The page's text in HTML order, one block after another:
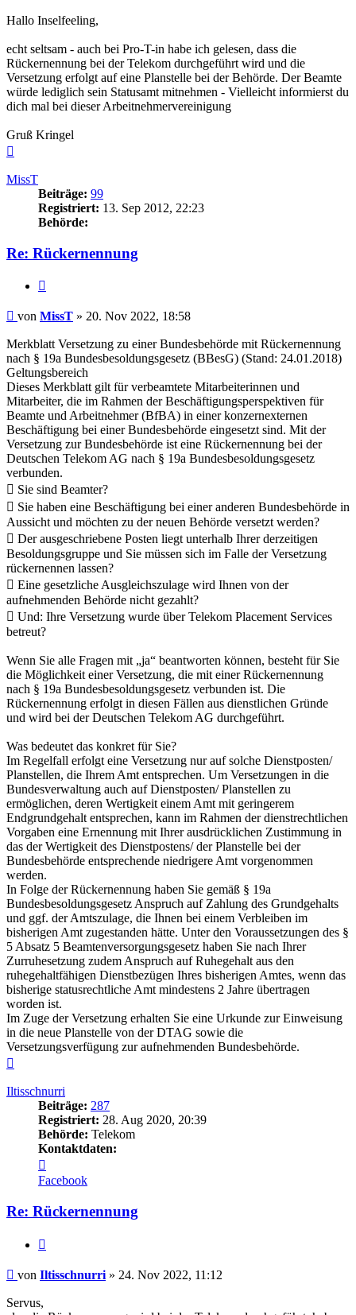
Hallo Inselfeeling,
echt seltsam - auch bei Pro-T-in habe ich gelesen, dass die
Rückernennung bei der Telekom durchgeführt wird und die
Versetzung erfolgt auf eine Planstelle bei der Behörde. Der Beamte
würde lediglich sein Statusamt mitnehmen - Vielleicht informierst du
dich mal bei dieser Arbeitnehmervereinigung
Gruß Kringel
MissT
Beiträge: 99
Registriert: 13. Sep 2012, 22:23
Behörde:
Re: Rückernennung
Beitrag
von MissT » 20. Nov 2022, 18:58
Merkblatt Versetzung zu einer Bundesbehörde mit Rückernennung
nach § 19a Bundesbesoldungsgesetz (BBesG) (Stand: 24.01.2018)
Geltungsbereich
Dieses Merkblatt gilt für verbeamtete Mitarbeiterinnen und
Mitarbeiter, die im Rahmen der Beschäftigungsperspektiven für
Beamte und Arbeitnehmer (BfBA) in einer konzernexternen
Beschäftigung bei einer Bundesbehörde eingesetzt sind. Mit der
Versetzung zur Bundesbehörde ist eine Rückernennung bei der
Deutschen Telekom AG nach § 19a Bundesbesoldungsgesetz
verbunden.
 Sie sind Beamter?
 Sie haben eine Beschäftigung bei einer anderen Bundesbehörde in
Aussicht und möchten zu der neuen Behörde versetzt werden?
 Der ausgeschriebene Posten liegt unterhalb Ihrer derzeitigen
Besoldungsgruppe und Sie müssen sich im Falle der Versetzung
rückernennen lassen?
 Eine gesetzliche Ausgleichszulage wird Ihnen von der
aufnehmenden Behörde nicht gezahlt?
 Und: Ihre Versetzung wurde über Telekom Placement Services
betreut?
Wenn Sie alle Fragen mit „ja“ beantworten können, besteht für Sie
die Möglichkeit einer Versetzung, die mit einer Rückernennung
nach § 19a Bundesbesoldungsgesetz verbunden ist. Die
Rückernennung erfolgt in diesen Fällen aus dienstlichen Gründe
und wird bei der Deutschen Telekom AG durchgeführt.
Was bedeutet das konkret für Sie?
Im Regelfall erfolgt eine Versetzung nur auf solche Dienstposten/
Planstellen, die Ihrem Amt entsprechen. Um Versetzungen in die
Bundesverwaltung auch auf Dienstposten/ Planstellen zu
ermöglichen, deren Wertigkeit einem Amt mit geringerem
Endgrundgehalt entsprechen, kann im Rahmen der dienstrechtlichen
Vorgaben eine Ernennung mit Ihrer ausdrücklichen Zustimmung in
das der Wertigkeit des Dienstpostens/ der Planstelle bei der
Bundesbehörde entsprechende niedrigere Amt vorgenommen
werden.
In Folge der Rückernennung haben Sie gemäß § 19a
Bundesbesoldungsgesetz Anspruch auf Zahlung des Grundgehalts
und ggf. der Amtszulage, die Ihnen bei einem Verbleiben im
bisherigen Amt zugestanden hätte. Unter den Voraussetzungen des §
5 Absatz 5 Beamtenversorgungsgesetz haben Sie nach Ihrer
Zurruhesetzung zudem Anspruch auf Ruhegehalt aus den
ruhegehaltfähigen Dienstbezügen Ihres bisherigen Amtes, wenn das
bisherige statusrechtliche Amt mindestens 2 Jahre übertragen
worden ist.
Im Zuge der Versetzung erhalten Sie eine Urkunde zur Einweisung
in die neue Planstelle von der DTAG sowie die
Versetzungsverfügung zur aufnehmenden Bundesbehörde.
Iltisschnurri
Beiträge: 287
Registriert: 28. Aug 2020, 20:39
Behörde: Telekom
Kontaktdaten:
von
Iltisschnurri
Facebook
Re: Rückernennung
Beitrag
von Iltisschnurri » 24. Nov 2022, 11:12
Servus,